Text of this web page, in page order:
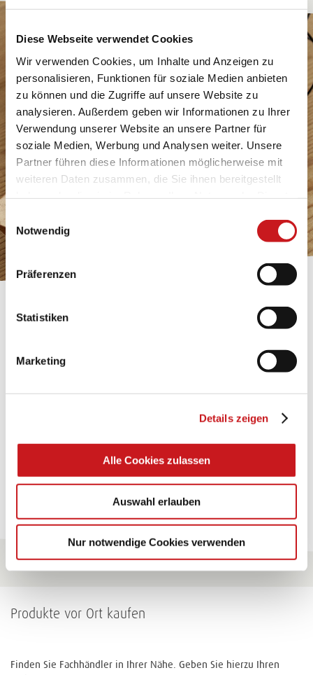
Diese Webseite verwendet Cookies
Wir verwenden Cookies, um Inhalte und Anzeigen zu
personalisieren, Funktionen für soziale Medien anbieten
zu können und die Zugriffe auf unsere Website zu
analysieren. Außerdem geben wir Informationen zu Ihrer
Verwendung unserer Website an unsere Partner für
soziale Medien, Werbung und Analysen weiter. Unsere
Partner führen diese Informationen möglicherweise mit
weiteren Daten zusammen, die Sie ihnen bereitgestellt
Datenschutzhinweisen
mehr darüber, wer wir sind, wie
personenbezogene Daten verarbeiten. Hier geht’s zum
Impressum.
Notwendig
Präferenzen
Statistiken
Marketing
Details zeigen
Alle Cookies zulassen
Auswahl erlauben
Nur notwendige Cookies verwenden
Glänzende Ideen mit wasserfestem Papier. Perfekt zu
Zu allen Tipps
Produkte vor Ort kaufen
Finden Sie Fachhändler in Ihrer Nähe. Geben Sie hierzu Ihren